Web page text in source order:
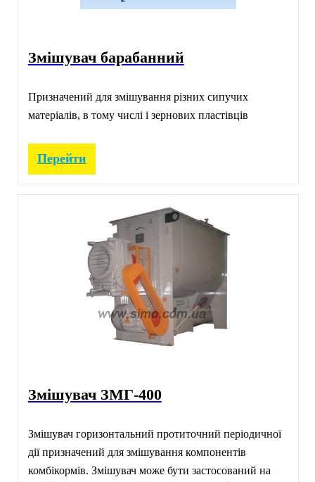
Змішувач барабанний
Призначений для змішування різних сипучих
матеріалів, в тому числі і зернових пластівців
Перейти
Змішувач ЗМГ-400
Змішувач горизонтальний протиточний періодичної
дії призначений для змішування компонентів
комбікормів. Змішувач може бути застосований на